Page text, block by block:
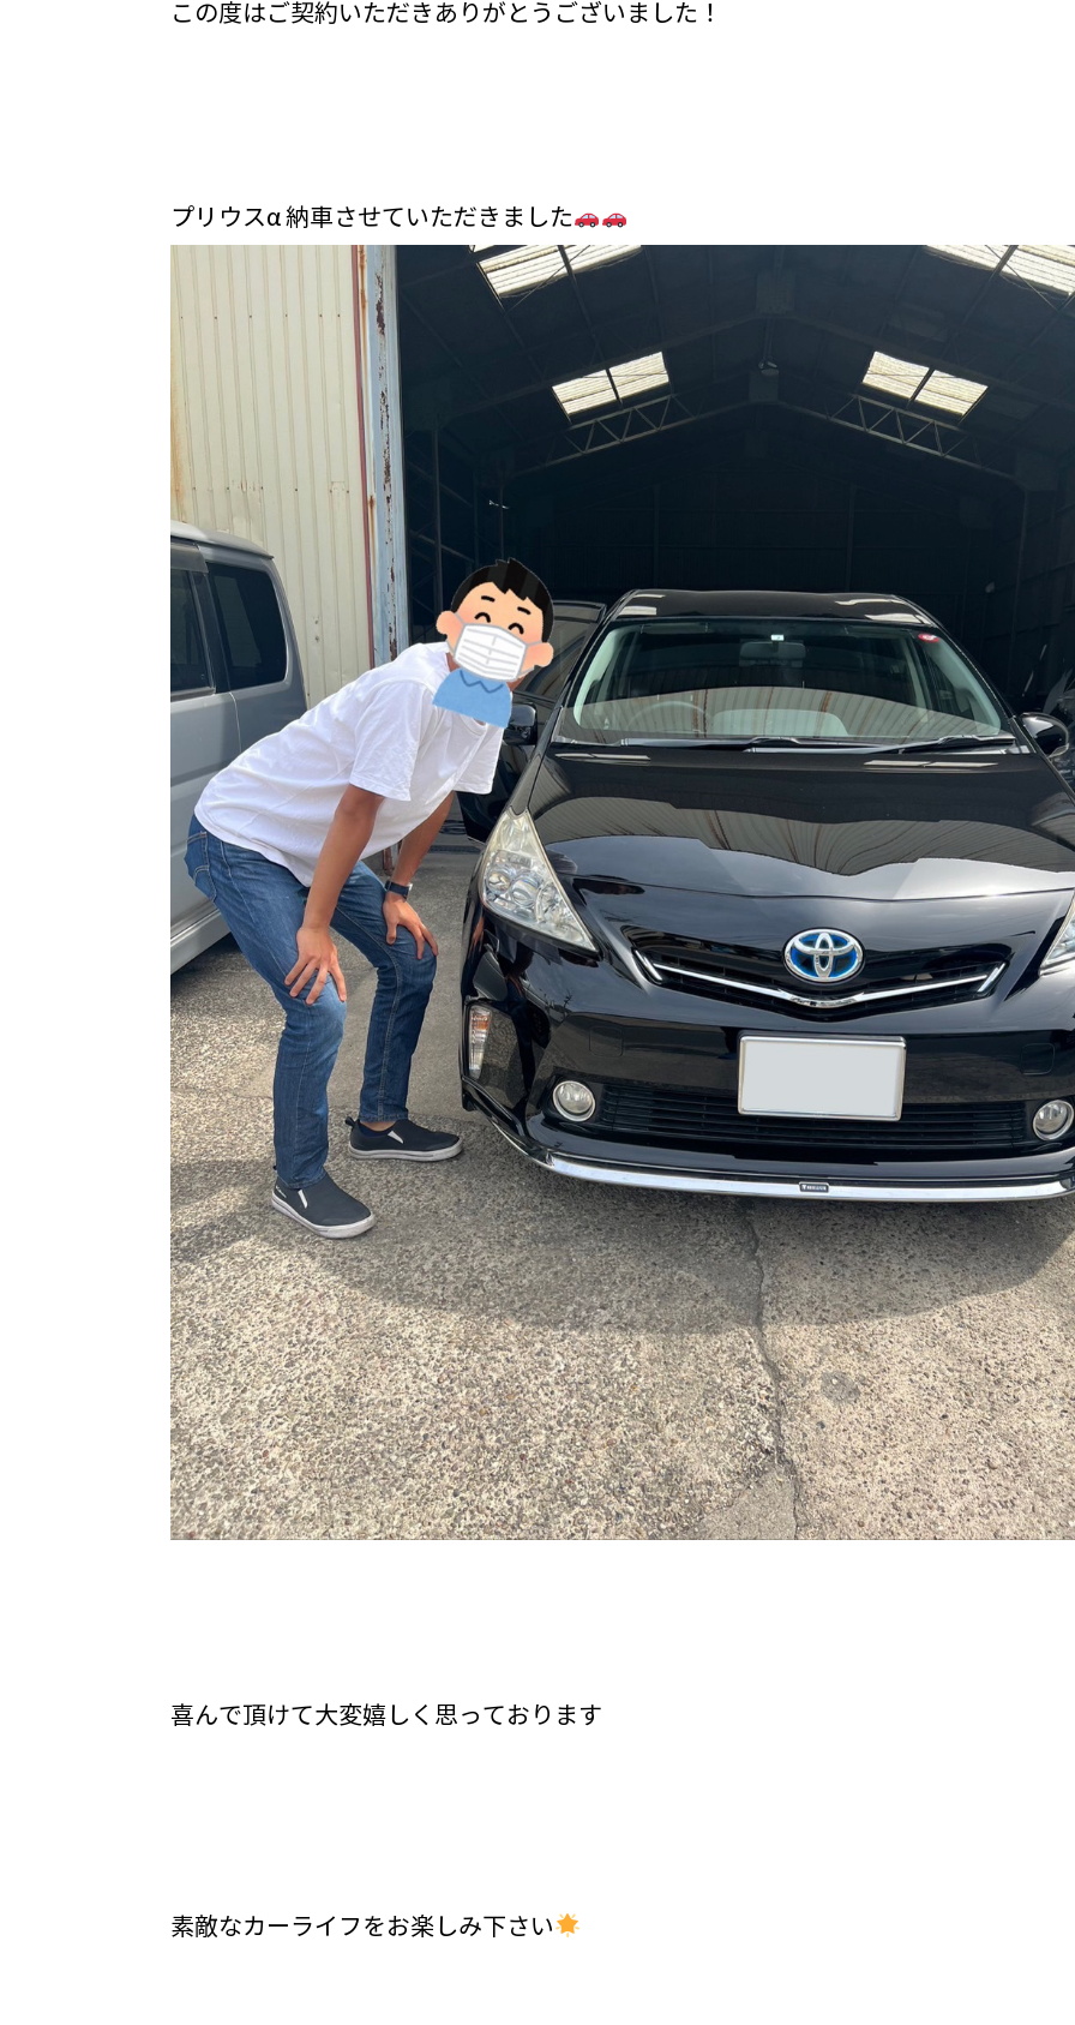
この度はご契約いただきありがとうございました！
プリウスα 納車させていただきました
喜んで頂けて大変嬉しく思っております
素敵なカーライフをお楽しみ下さい